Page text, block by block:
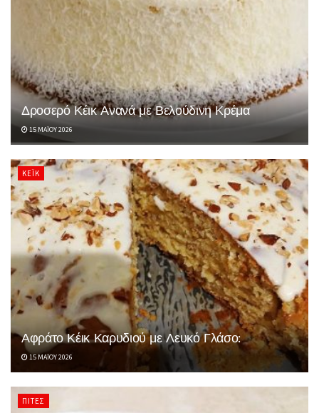
Δροσερό Κέικ Ανανά με Βελούδινη Κρέμα
15 ΜΑΪ́ΟΥ 2026
ΚΈΙΚ
Αφράτο Κέικ Καρυδιού με Λευκό Γλάσο:
15 ΜΑΪ́ΟΥ 2026
ΠΊΤΕΣ